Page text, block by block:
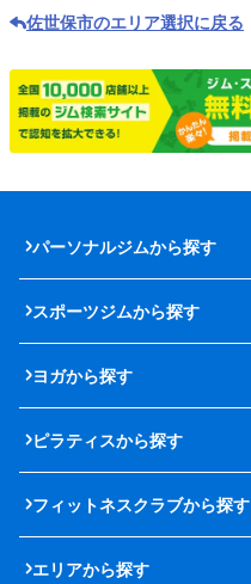
佐世保市のエリア選択に戻る
パーソナルジムから探す
スポーツジムから探す
ヨガから探す
ピラティスから探す
フィットネスクラブから探す
エリアから探す